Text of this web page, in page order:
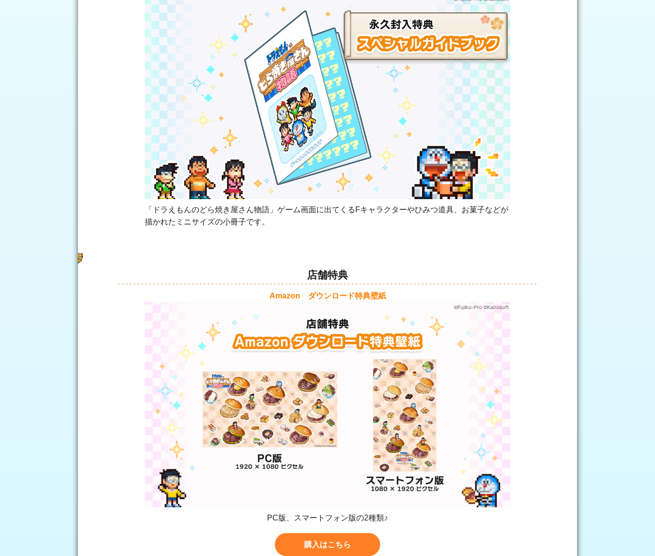
「ドラえもんのどら焼き屋さん物語」ゲーム画面に出てくるFキャラクターやひみつ道具、お菓子などが
描かれたミニサイズの小冊子です。
店舗特典
Amazon ダウンロード特典壁紙
PC版、スマートフォン版の2種類♪
購入はこちら